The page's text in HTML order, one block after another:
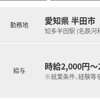
勤務地 愛知県 半田市
知多半田駅 (名鉄河
給与 時給2,000円
※就業条件、経験等